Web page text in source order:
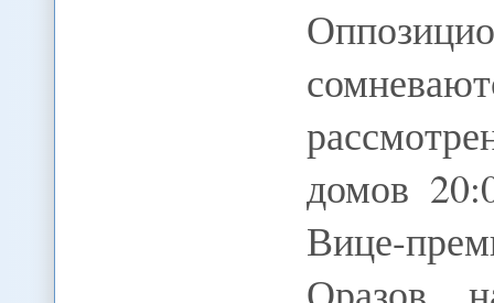
домов
Вице-